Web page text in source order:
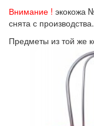
Внимание !
снята с производства.
Предметы из той же